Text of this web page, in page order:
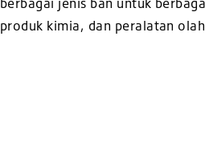
berbagai jenis ban untuk
produk kimia, dan peralatan